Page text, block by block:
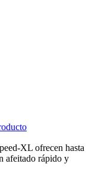
XL ofrecen hasta
afeitado rápido y